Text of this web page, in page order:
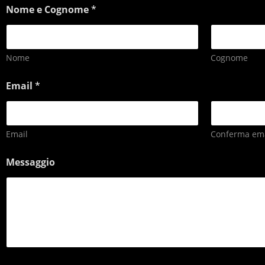
Nome e Cognome*
Nome Cognome
Email *
Email Conferma
Messaggio